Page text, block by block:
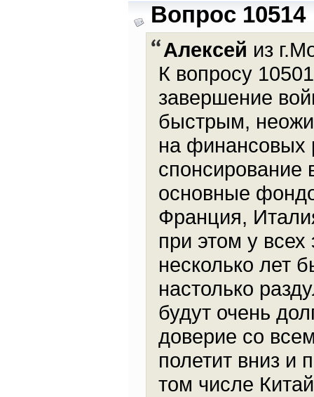
Вопрос 10514
Алексей из
К вопросу
завершение
быстрым,
на финансовых
спонсирование
основные
Франция,
при этом у
несколько лет
настолько
будут очень
доверие со
полетит вниз и
том числе